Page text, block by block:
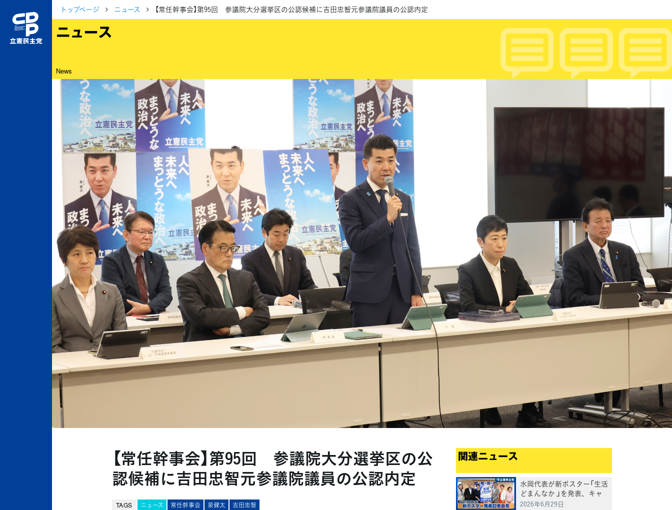
トップページ ニュース 【常任幹事会】第95回 参議院大分選挙区の公認候補に吉田忠智元参議院議員の公認内定
ニュース
News
【常任幹事会】第95回 参議院大分選挙区の公
認候補に吉田忠智元参議院議員の公認内定
TAGS ニュース 常任幹事会 泉健太 吉田忠智
関連ニュース
水岡代表が新ポスター「生活
どまんなか 」を発表、キャ
ンペーンもスタートへ
2026年6月29日